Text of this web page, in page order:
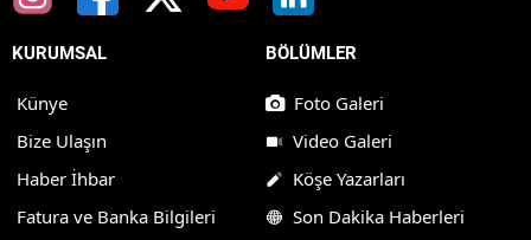
KURUMSAL
Künye
Bize Ulaşın
Haber İhbar
Fatura ve Banka Bilgileri
BÖLÜMLER
Foto Galeri
Video Galeri
Köşe Yazarları
Son Dakika Haberleri